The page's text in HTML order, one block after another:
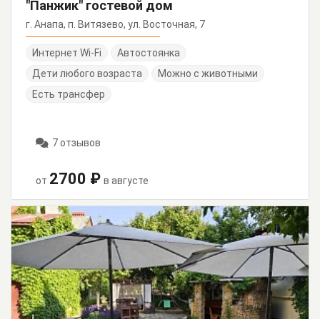
"Панжик" гостевой дом
г. Анапа, п. Витязево, ул. Восточная, 7
Интернет Wi-Fi
Автостоянка
Дети любого возраста
Можно с животными
Есть трансфер
7 отзывов
от 2700 ₽ в августе